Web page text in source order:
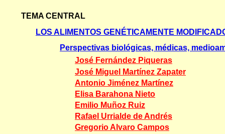
TEMA CENTRAL
LOS ALIMENTOS GENÉTICAMENTE
Perspectivas biológicas, médicas,
José Fernández Piqueras
José Miguel Martínez Zapater
Antonio Jiménez Martínez
Elisa Barahona Nieto
Emilio Muñoz Ruiz
Rafael Urrialde de Andrés
Gregorio Alvaro Campos